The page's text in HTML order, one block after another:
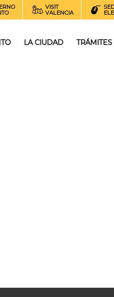
VISIT
VALENCIA
LA CIUDAD TRÁMITES